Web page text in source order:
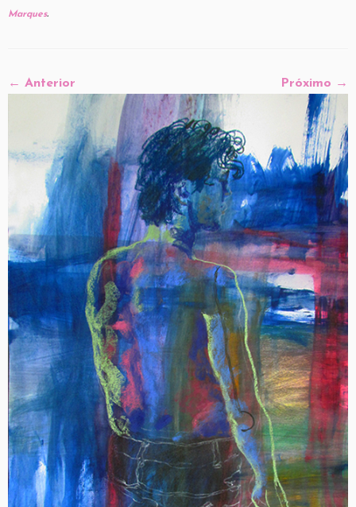
Marques.
← Anterior Próximo →